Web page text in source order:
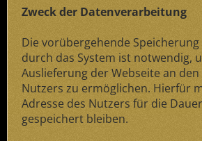
Zweck der Datenverarbeitung
Die vorübergehende Speicherung
durch das System ist notwendig,
Auslieferung der Webseite an den
Nutzers zu ermöglichen. Hierfür
Adresse des Nutzers für die
gespeichert bleiben.